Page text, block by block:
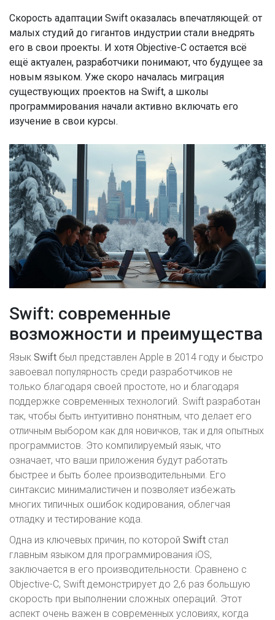
Скорость адаптации Swift оказалась впечатляющей: от
малых студий до гигантов индустрии стали внедрять
его в свои проекты. И хотя Objective-C остается всё
ещё актуален, разработчики понимают, что будущее за
новым языком. Уже скоро началась миграция
существующих проектов на Swift, а школы
программирования начали активно включать его
изучение в свои курсы.
Swift: современные
возможности и преимущества
Язык Swift был представлен Apple в 2014 году и быстро
завоевал популярность среди разработчиков не
только благодаря своей простоте, но и благодаря
поддержке современных технологий. Swift разработан
так, чтобы быть интуитивно понятным, что делает его
отличным выбором как для новичков, так и для опытных
программистов. Это компилируемый язык, что
означает, что ваши приложения будут работать
быстрее и быть более производительными. Его
синтаксис минималистичен и позволяет избежать
многих типичных ошибок кодирования, облегчая
отладку и тестирование кода.
Одна из ключевых причин, по которой Swift стал
главным языком для программирования iOS,
заключается в его производительности. Сравнено с
Objective-C, Swift демонстрирует до 2,6 раз большую
скорость при выполнении сложных операций. Этот
аспект очень важен в современных условиях, когда